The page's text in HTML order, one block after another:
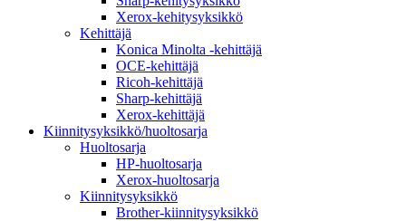
Xerox-kehitysyksikkö
Kehittäjä
Konica Minolta -kehittäjä
OCE-kehittäjä
Ricoh-kehittäjä
Sharp-kehittäjä
Xerox-kehittäjä
Kiinnitysyksikkö/huoltosarja
Huoltosarja
HP-huoltosarja
Xerox-huoltosarja
Kiinnitysyksikkö
Brother-kiinnitysyksikkö